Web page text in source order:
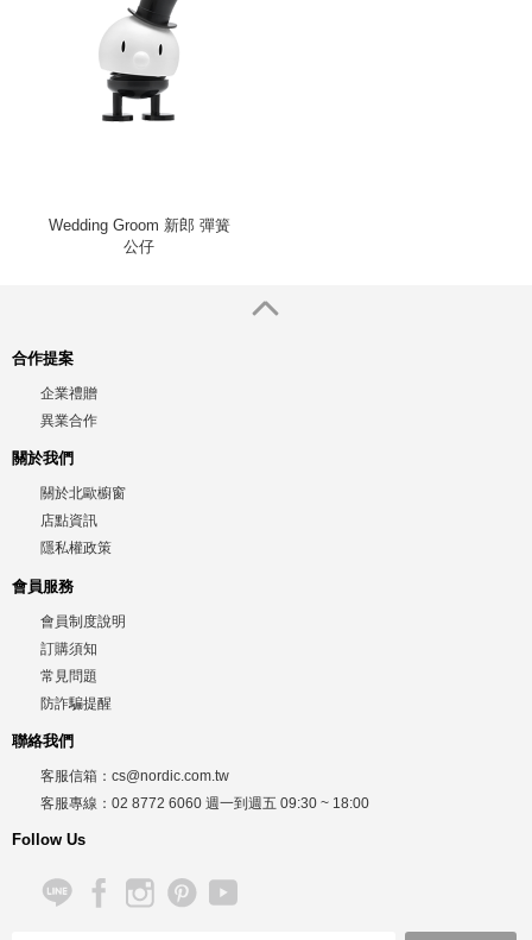
Wedding Groom 新郎 彈簧
公仔
合作提案
企業禮贈
異業合作
關於我們
關於北歐櫥窗
店點資訊
隱私權政策
會員服務
會員制度說明
訂購須知
常見問題
防詐騙提醒
聯絡我們
客服信箱： cs@nordic.com.tw
客服專線： 02 8772 6060 週一到週五 09:30 ~ 18:00
Follow Us